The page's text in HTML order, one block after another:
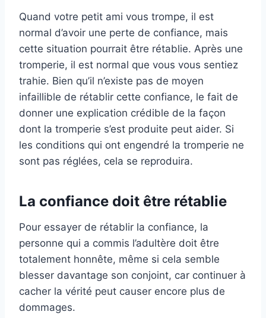
Quand votre petit ami vous trompe, il est
normal d’avoir une perte de confiance, mais
cette situation pourrait être rétablie. Après une
tromperie, il est normal que vous vous sentiez
trahie. Bien qu’il n’existe pas de moyen
infaillible de rétablir cette confiance, le fait de
donner une explication crédible de la façon
dont la tromperie s’est produite peut aider. Si
les conditions qui ont engendré la tromperie ne
sont pas réglées, cela se reproduira.
La confiance doit être rétablie
Pour essayer de rétablir la confiance, la
personne qui a commis l’adultère doit être
totalement honnête, même si cela semble
blesser davantage son conjoint, car continuer à
cacher la vérité peut causer encore plus de
dommages.